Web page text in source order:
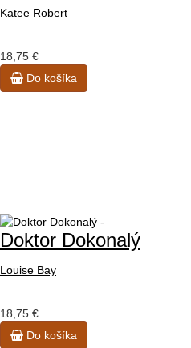
Katee Robert
18,75 €
Do košíka
Doktor Dokonalý
Louise Bay
18,75 €
Do košíka